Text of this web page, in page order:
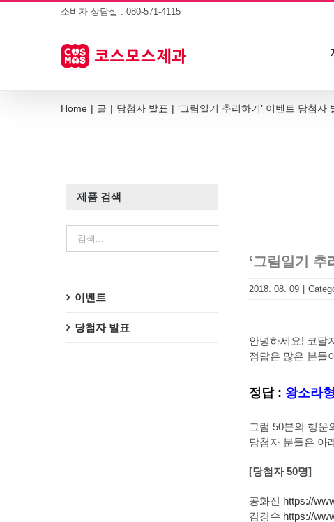
소비자 상담실 : 080-571-4115
Home | 글 | 당첨자 발표 | ‘그림일기 추리하기’ 이벤트 당첨자
‘그림일기 추
2018. 08. 09
안녕하세요! 코달
정답은 많은 분들
정답 : 왕소라
그럼 50분의 행운
당첨자 분들은 아
[당첨자 50명]
공화진 https://
김경수 https://
제품 검색
이벤트
당첨자 발표